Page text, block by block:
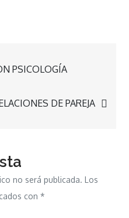
PSICOLOGÍA
DE PAREJA
no será publicada. Los
con*